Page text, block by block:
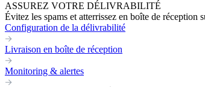
ASSUREZ VOTRE DÉLIVRABILITÉ
Évitez les spams et atterrissez en boîte de réception
Configuration de la délivrabilité
Livraison en boîte de réception
Monitoring & alertes